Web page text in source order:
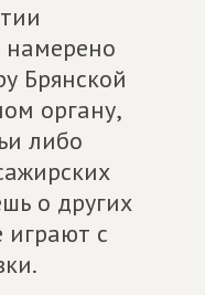
намерено
Брянской
органу,
либо
о других
играют с